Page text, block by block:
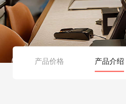
产品价格 产品介绍